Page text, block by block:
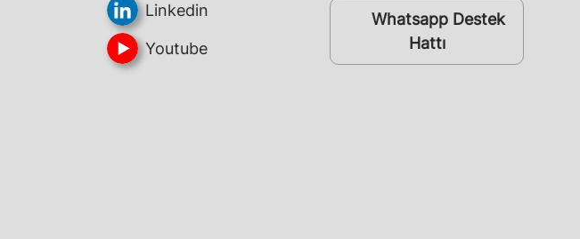
Linkedin
Youtube
whatsappWhatsapp Destek
Hattı